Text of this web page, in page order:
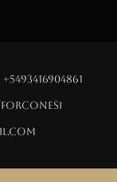
+5493416904861